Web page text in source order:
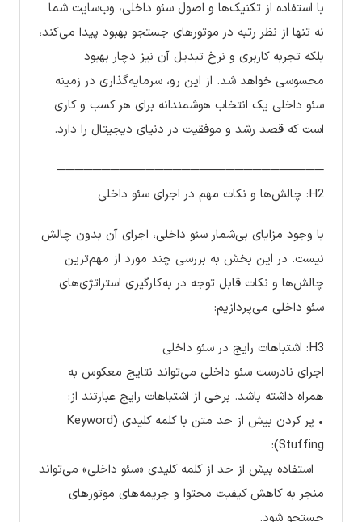
با استفاده از تکنیک‌ها و اصول سئو داخلی، وب‌سایت شما
نه تنها از نظر رتبه در موتورهای جستجو بهبود پیدا می‌کند،
بلکه تجربه کاربری و نرخ تبدیل آن نیز دچار بهبود
محسوسی خواهد شد. از این رو، سرمایه‌گذاری در زمینه
سئو داخلی یک انتخاب هوشمندانه برای هر کسب و کاری
است که قصد رشد و موفقیت در دنیای دیجیتال را دارد.
──────────────────────────────
H2: چالش‌ها و نکات مهم در اجرای سئو داخلی
با وجود مزایای بی‌شمار سئو داخلی، اجرای آن بدون چالش
نیست. در این بخش به بررسی چند مورد از مهم‌ترین
چالش‌ها و نکات قابل توجه در به‌کارگیری استراتژی‌های
سئو داخلی می‌پردازیم:
H3: اشتباهات رایج در سئو داخلی
اجرای نادرست سئو داخلی می‌تواند نتایج معکوس به
همراه داشته باشد. برخی از اشتباهات رایج عبارتند از:
• پر کردن بیش از حد متن با کلمه کلیدی (Keyword
Stuffing):
– استفاده بیش از حد از کلمه کلیدی «سئو داخلی» می‌تواند
منجر به کاهش کیفیت محتوا و جریمه‌های موتورهای